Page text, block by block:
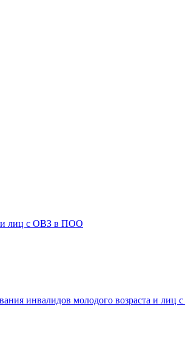
и лиц с ОВЗ в ПОО
инвалидов молодого возраста и